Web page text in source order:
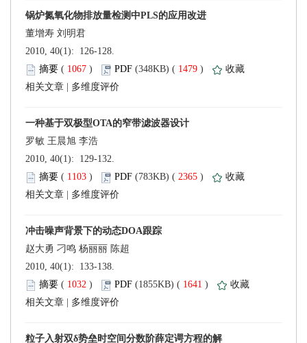
2010, 40(1): 126-128.
(
) 1479 )
2010, 40(1): 129-132.
(
) 2365 )
2010, 40(1): 133-138.
(
) 1641 )